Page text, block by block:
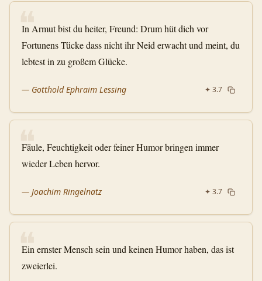
❝
In Armut bist du heiter, Freund: Drum hüt dich vor
Fortunens Tücke dass nicht ihr Neid erwacht und meint, du
lebtest in zu großem Glücke.
— Gotthold Ephraim Lessing ✦ 3.7
❝
Fäule, Feuchtigkeit oder feiner Humor bringen immer
wieder Leben hervor.
— Joachim Ringelnatz ✦ 3.7
❝
Ein ernster Mensch sein und keinen Humor haben, das ist
zweierlei.